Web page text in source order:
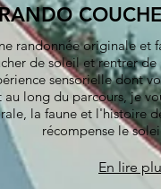
randonnée originale et
de soleil et rentrer
sensorielle dont
au long du parcours, je
la faune et l'histoire
récompense le
En lire